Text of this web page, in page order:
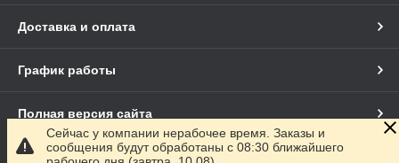
Доставка и оплата
График работы
Полная версия сайта
Сайт создан на маркетплейсеSatu.kz
Сейчас у компании нерабочее время. Заказы и
сообщения будут обработаны с 08:30 ближайшего